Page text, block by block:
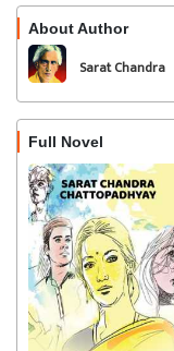
About Author
Sarat Chandra
Chattopadhyay
Full Novel